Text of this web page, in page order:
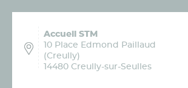
Accueil STM
10 Place Edmond Paillaud
(Creully)
14480 Creully-sur-Seulles